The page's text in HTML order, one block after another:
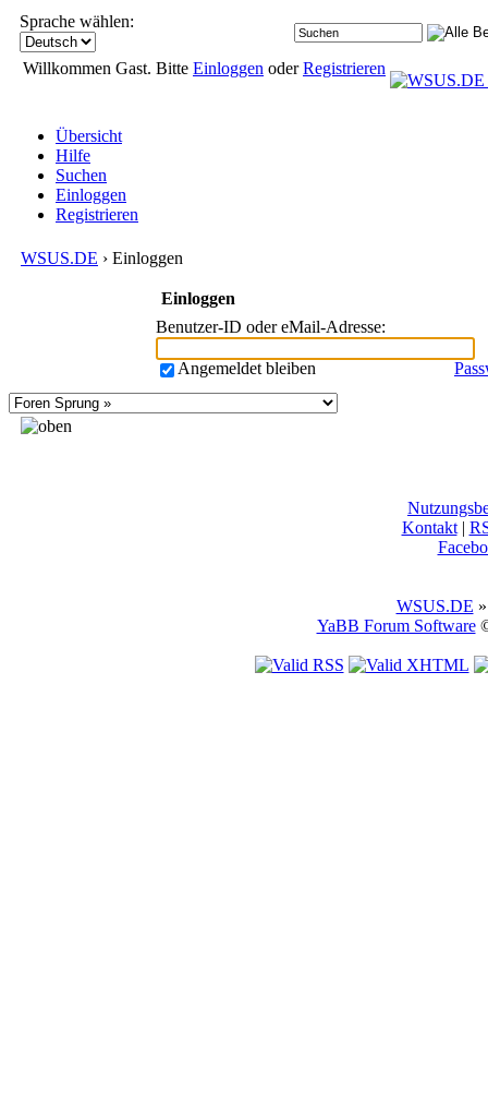
Sprache wählen:
Willkommen Gast. Bitte Einloggen oderRegistrieren
Übersicht
Hilfe
Suchen
Einloggen
Registrieren
WSUS.DE › Einloggen
Einloggen
Benutzer-ID oder eMail-Adresse:
Angemeldet bleiben
Kontakt|
WSUS.DE
YaBB Forum Software©